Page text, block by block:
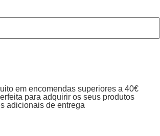
em encomendas superiores a 40€
para adquirir os seus produtos
adicionais de entrega